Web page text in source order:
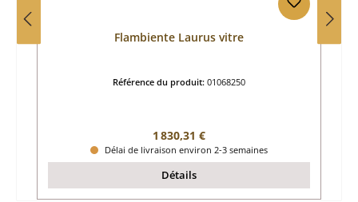
Flambiente Laurus vitre
Référence du produit: 01068250
Prix régulier :
1 830,31 €
Délai de livraison environ 2-3 semaines
Détails